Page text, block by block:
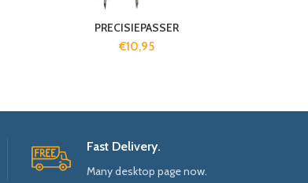
PRECISIEPASSER
€10,95
Fast Delivery.
Many desktop page now.